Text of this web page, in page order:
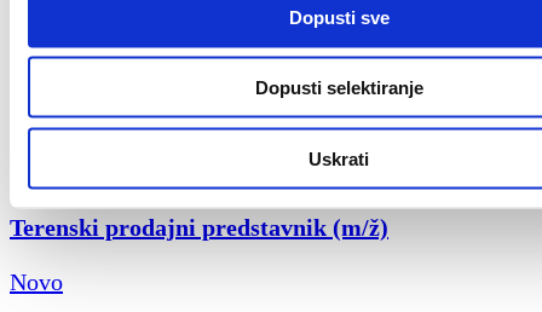
Dopusti sve
Dopusti selektiranje
Uskrati
Finance & AI Process Reengineering Intern
Terenski prodajni predstavnik (m/ž)
Novo